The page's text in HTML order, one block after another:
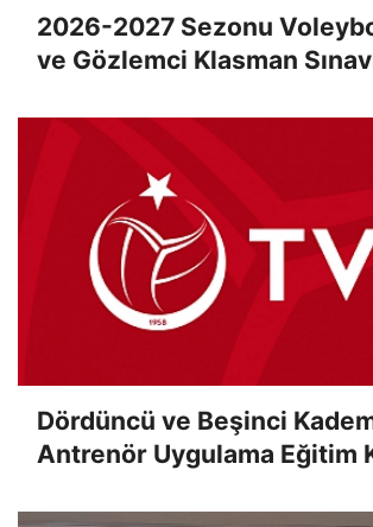
2026-2027 Sezonu
ve Gözlemci Klasman
Dördüncü ve Beşinci
Antrenör Uygulama Eğitim